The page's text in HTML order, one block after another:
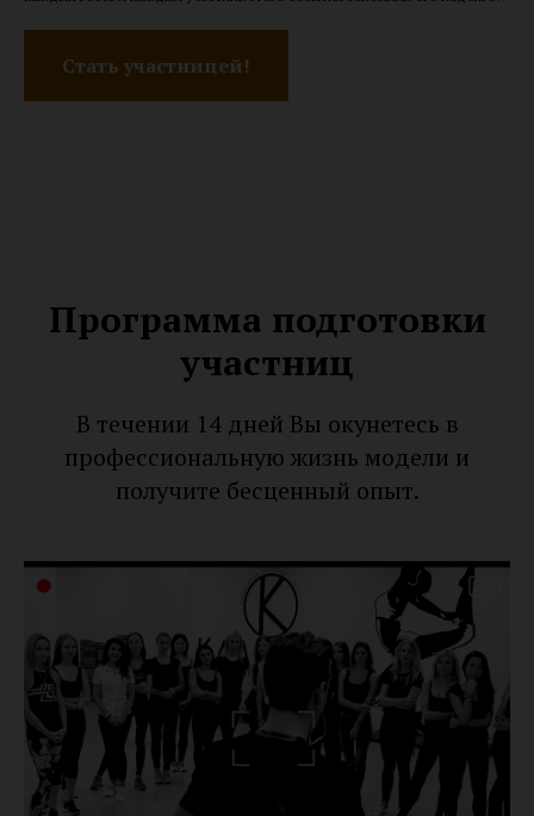
Стать участницей!
Программа подготовки
участниц
В течении 14 дней Вы окунетесь в
профессиональную жизнь модели и
получите бесценный опыт.